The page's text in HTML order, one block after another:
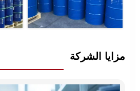
مزايا الشركة